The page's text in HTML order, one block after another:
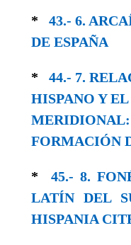
* 43.- 6.
DE ESPAÑA
* 44.- 7.
HISPA­NO Y
FORMACIÓN
* 45.- 8.
LATÍN DEL
HISPANIA